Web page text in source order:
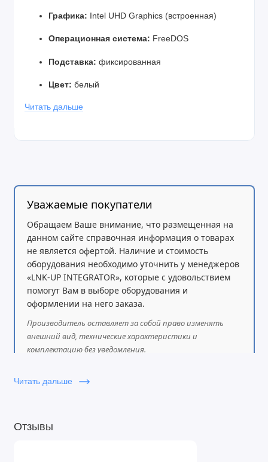
Графика: Intel UHD Graphics (встроенная)
Операционная система: FreeDOS
Подставка: фиксированная
Цвет: белый
Форм-фактор:
Читать дальше
Уважаемые покупатели
Обращаем Ваше внимание, что размещенная на
данном сайте справочная информация о товарах
не является офертой. Наличие и стоимость
оборудования необходимо уточнить у менеджеров
«LNK-UP INTEGRATOR», которые с удовольствием
помогут Вам в выборе оборудования и
оформлении на него заказа.
Производитель оставляет за собой право изменять
внешний вид, технические характеристики и
комплектацию без уведомления.
Читать дальше
Отзывы